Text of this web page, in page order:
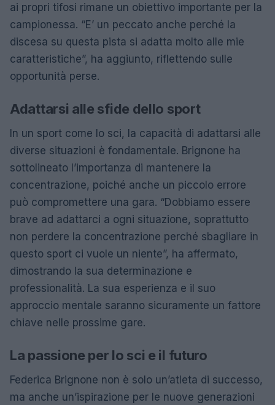
ai propri tifosi rimane un obiettivo importante per la
campionessa. “E’ un peccato anche perché la
discesa su questa pista si adatta molto alle mie
caratteristiche”, ha aggiunto, riflettendo sulle
opportunità perse.
Adattarsi alle sfide dello sport
In un sport come lo sci, la capacità di adattarsi alle
diverse situazioni è fondamentale. Brignone ha
sottolineato l’importanza di mantenere la
concentrazione, poiché anche un piccolo errore
può compromettere una gara. “Dobbiamo essere
brave ad adattarci a ogni situazione, soprattutto
non perdere la concentrazione perché sbagliare in
questo sport ci vuole un niente”, ha affermato,
dimostrando la sua determinazione e
professionalità. La sua esperienza e il suo
approccio mentale saranno sicuramente un fattore
chiave nelle prossime gare.
La passione per lo sci e il futuro
Federica Brignone non è solo un’atleta di successo,
ma anche un’ispirazione per le nuove generazioni